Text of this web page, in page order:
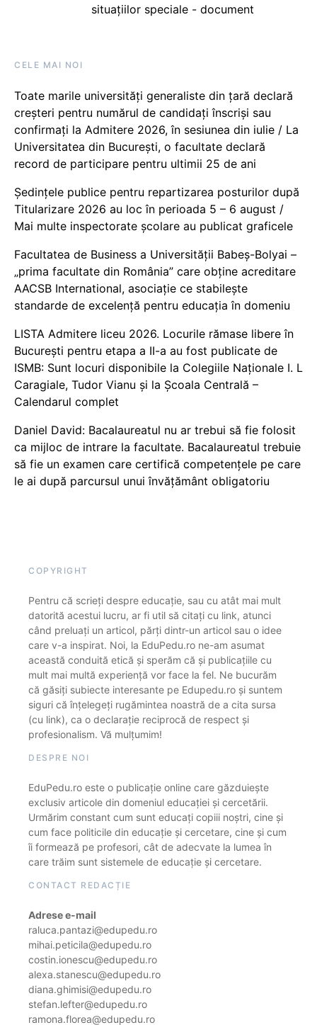
situațiilor speciale - document
CELE MAI NOI
Toate marile universități generaliste din țară declară
creșteri pentru numărul de candidați înscriși sau
confirmați la Admitere 2026, în sesiunea din iulie / La
Universitatea din București, o facultate declară
record de participare pentru ultimii 25 de ani
Ședințele publice pentru repartizarea posturilor după
Titularizare 2026 au loc în perioada 5 – 6 august /
Mai multe inspectorate școlare au publicat graficele
Facultatea de Business a Universității Babeș-Bolyai –
„prima facultate din România” care obține acreditare
AACSB International, asociație ce stabilește
standarde de excelență pentru educația în domeniu
LISTA Admitere liceu 2026. Locurile rămase libere în
București pentru etapa a II-a au fost publicate de
ISMB: Sunt locuri disponibile la Colegiile Naționale I. L
Caragiale, Tudor Vianu și la Școala Centrală –
Calendarul complet
Daniel David: Bacalaureatul nu ar trebui să fie folosit
ca mijloc de intrare la facultate. Bacalaureatul trebuie
să fie un examen care certifică competențele pe care
le ai după parcursul unui învățământ obligatoriu
COPYRIGHT
Pentru că scrieți despre educație, sau cu atât mai mult
datorită acestui lucru, ar fi util să citați cu link, atunci
când preluați un articol, părți dintr-un articol sau o idee
care v-a inspirat. Noi, la EduPedu.ro ne-am asumat
această conduită etică și sperăm că și publicațiile cu
mult mai multă experiență vor face la fel. Ne bucurăm
că găsiți subiecte interesante pe Edupedu.ro și suntem
siguri că înțelegeți rugămintea noastră de a cita sursa
(cu link), ca o declarație reciprocă de respect și
profesionalism. Vă mulțumim!
DESPRE NOI
EduPedu.ro este o publicație online care găzduiește
exclusiv articole din domeniul educației și cercetării.
Urmărim constant cum sunt educați copiii noștri, cine și
cum face politicile din educație și cercetare, cine și cum
îi formează pe profesori, cât de adecvate la lumea în
care trăim sunt sistemele de educație și cercetare.
CONTACT REDACȚIE
Adrese e-mail
raluca.pantazi@edupedu.ro
mihai.peticila@edupedu.ro
costin.ionescu@edupedu.ro
alexa.stanescu@edupedu.ro
diana.ghimisi@edupedu.ro
stefan.lefter@edupedu.ro
ramona.florea@edupedu.ro